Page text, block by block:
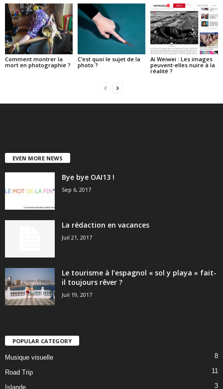
Comment montrer la
mort en photographie ?
C’est quoi le sujet de la
photo ?
Ai Weiwei : Les images
peuvent-elles nuire à la
réalité ?
EVEN MORE NEWS
Bye bye OAI13 !
Sep 6, 2017
La rédaction en vacances
Juil 21, 2017
Le tourisme à l’espagnol « sol y playa » fait-
il toujours rêver ?
Juil 19, 2017
POPULAR CATEGORY
Musique visuelle 8
Road Trip 11
Islande 3